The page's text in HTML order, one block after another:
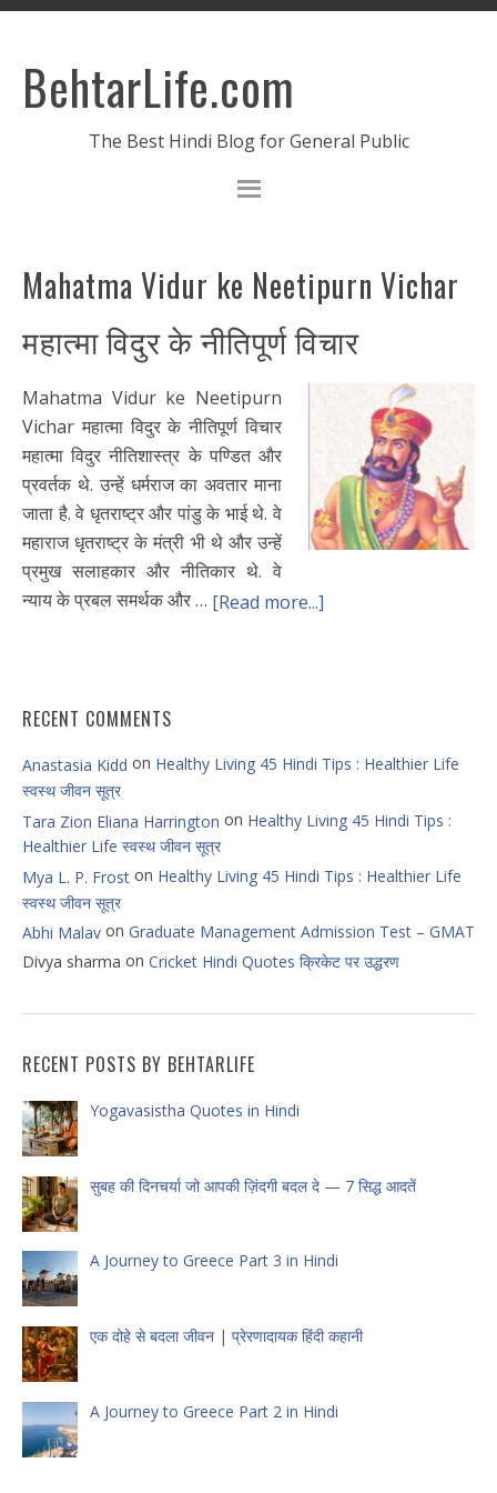
BehtarLife.com
The Best Hindi Blog for General Public
Mahatma Vidur ke Neetipurn Vichar
महात्मा विदुर के नीतिपूर्ण विचार
Mahatma Vidur ke Neetipurn
Vichar महात्मा विदुर के नीतिपूर्ण विचार
महात्मा विदुर नीतिशास्त्र के पण्डित और
प्रवर्तक थे. उन्हें धर्मराज का अवतार माना
जाता है. वे धृतराष्ट्र और पांडु के भाई थे. वे
महाराज धृतराष्ट्र के मंत्री भी थे और उन्हें
प्रमुख सलाहकार और नीतिकार थे. वे
न्याय के प्रबल समर्थक और … [Read more...]
RECENT COMMENTS
Anastasia Kidd on Healthy Living 45 Hindi Tips : Healthier Life
स्वस्थ जीवन सूत्र
Tara Zion Eliana Harrington on Healthy Living 45 Hindi Tips :
Healthier Life स्वस्थ जीवन सूत्र
Mya L. P. Frost on Healthy Living 45 Hindi Tips : Healthier Life
स्वस्थ जीवन सूत्र
Abhi Malav on Graduate Management Admission Test – GMAT
Divya sharma on Cricket Hindi Quotes क्रिकेट पर उद्धरण
RECENT POSTS BY BEHTARLIFE
Yogavasistha Quotes in Hindi
सुबह की दिनचर्या जो आपकी ज़िंदगी बदल दे — 7 सिद्ध आदतें
A Journey to Greece Part 3 in Hindi
एक दोहे से बदला जीवन | प्रेरणादायक हिंदी कहानी
A Journey to Greece Part 2 in Hindi